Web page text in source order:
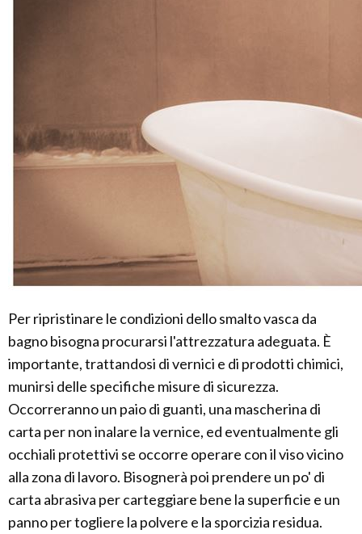
Per ripristinare le condizioni dello smalto vasca da
bagno bisogna procurarsi l'attrezzatura adeguata. È
importante, trattandosi di vernici e di prodotti chimici,
munirsi delle specifiche misure di sicurezza.
Occorreranno un paio di guanti, una mascherina di
carta per non inalare la vernice, ed eventualmente gli
occhiali protettivi se occorre operare con il viso vicino
alla zona di lavoro. Bisognerà poi prendere un po' di
carta abrasiva per carteggiare bene la superficie e un
panno per togliere la polvere e la sporcizia residua.